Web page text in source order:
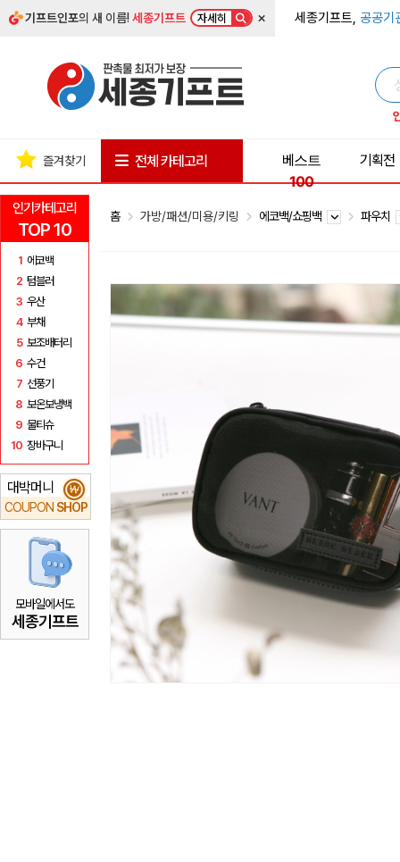
기프트인포의 새 이름!세종기프트 자세히 × 세종기프트, 공공기
인기카테고리
TOP 10
1 에코백
2 텀블러
3 우산
4 부채
5 보조배터리
6 수건
7 선풍기
8 보온보냉백
9 물티슈
10 장바구니
대박머니
COUPON SHOP
₩
모바일에서도
세종기프트
즐겨찾기 전체 카테고리
베스트
100
기획전
홈 가방/패션/미용/키링 에코백/쇼핑백 파우치